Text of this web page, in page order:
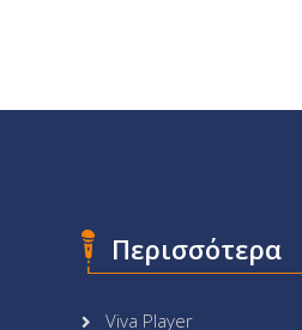
Περισσότερα
Viva Player